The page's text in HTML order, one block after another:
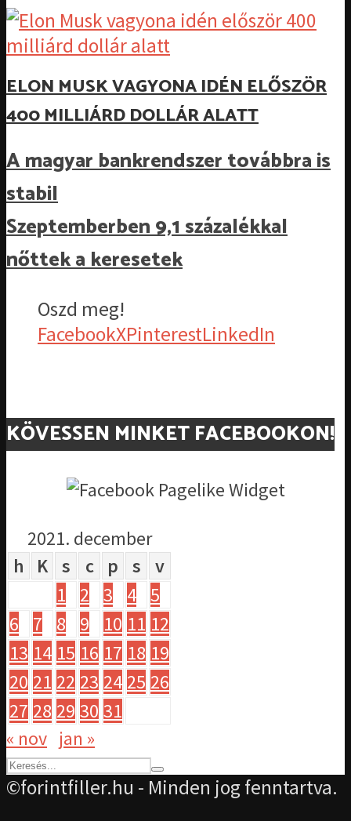
ELON MUSK VAGYONA IDÉN ELŐSZÖR
400 MILLIÁRD DOLLÁR ALATT
A magyar bankrendszer továbbra is
stabil
Szeptemberben 9,1 százalékkal
nőttek a keresetek
Oszd meg!
FacebookXPinterestLinkedIn
KÖVESSEN MINKET FACEBOOKON!
2021. december
h
K s c p s
v
1
2 3 4 5
6
7 8 9 10 11 12
13 14 15 16 17 18 19
20 21 22 23 24 25 26
27 28 29 30 31
« nov jan »
©forintfiller.hu - Minden jog fenntartva.